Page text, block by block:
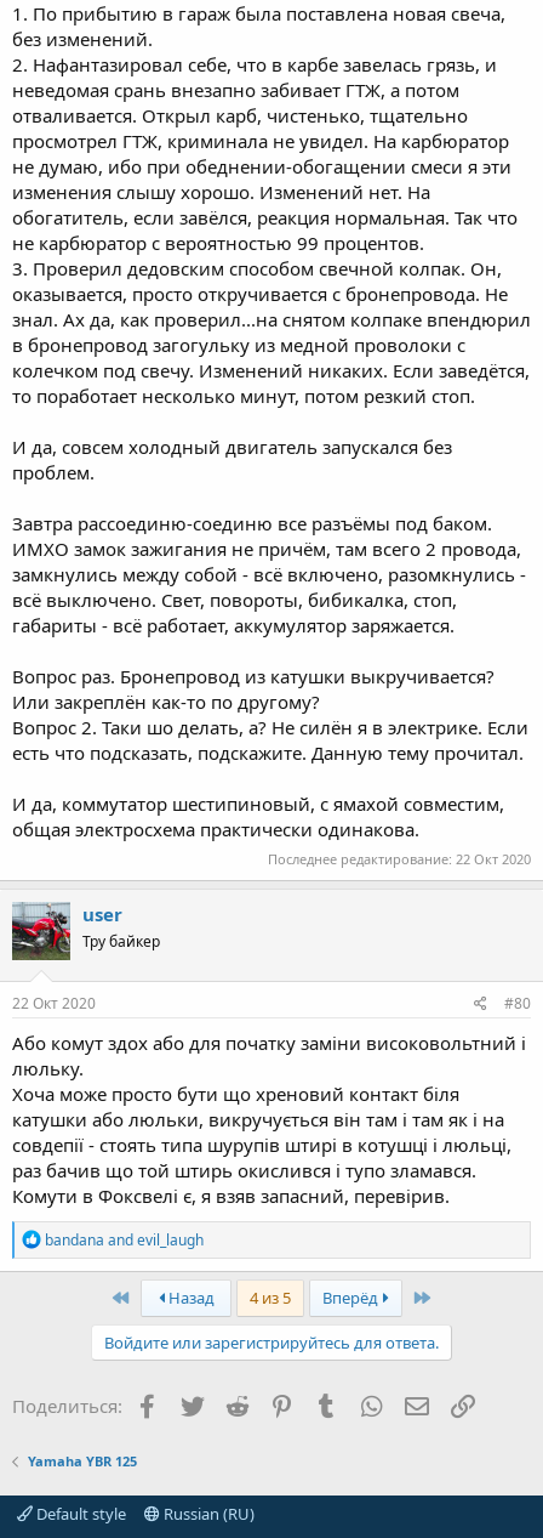
1. По прибытию в гараж была поставлена новая свеча,
без изменений.
2. Нафантазировал себе, что в карбе завелась грязь, и
неведомая срань внезапно забивает ГТЖ, а потом
отваливается. Открыл карб, чистенько, тщательно
просмотрел ГТЖ, криминала не увидел. На карбюратор
не думаю, ибо при обеднении-обогащении смеси я эти
изменения слышу хорошо. Изменений нет. На
обогатитель, если завёлся, реакция нормальная. Так что
не карбюратор с вероятностью 99 процентов.
3. Проверил дедовским способом свечной колпак. Он,
оказывается, просто откручивается с бронепровода. Не
знал. Ах да, как проверил...на снятом колпаке впендюрил
в бронепровод загогульку из медной проволоки с
колечком под свечу. Изменений никаких. Если заведётся,
то поработает несколько минут, потом резкий стоп.
И да, совсем холодный двигатель запускался без
проблем.
Завтра рассоединю-соединю все разъёмы под баком.
ИМХО замок зажигания не причём, там всего 2 провода,
замкнулись между собой - всё включено, разомкнулись -
всё выключено. Свет, повороты, бибикалка, стоп,
габариты - всё работает, аккумулятор заряжается.
Вопрос раз. Бронепровод из катушки выкручивается?
Или закреплён как-то по другому?
Вопрос 2. Таки шо делать, а? Не силён я в электрике. Если
есть что подсказать, подскажите. Данную тему прочитал.
И да, коммутатор шестипиновый, с ямахой совместим,
общая электросхема практически одинакова.
Последнее редактирование: 22 Окт 2020
user
Тру байкер
22 Окт 2020 #80
Або комут здох або для початку заміни високовольтний і
люльку.
Хоча може просто бути що хреновий контакт біля
катушки або люльки, викручується він там і там як і на
совдепії - стоять типа шурупів штирі в котушці і люльці,
раз бачив що той штирь окислився і тупо зламався.
Комути в Фоксвелі є, я взяв запасний, перевірив.
R
e
a
:
bandana andevil_laugh
First Назад 4 из 5 Вперёд Last
Войдите или зарегистрируйтесь для ответа.
Поделиться: Facebook
TwitterReddit PinterestTumblr WhatsApp Ссылка
Yamaha YBR 125
Default style
Russian (RU)